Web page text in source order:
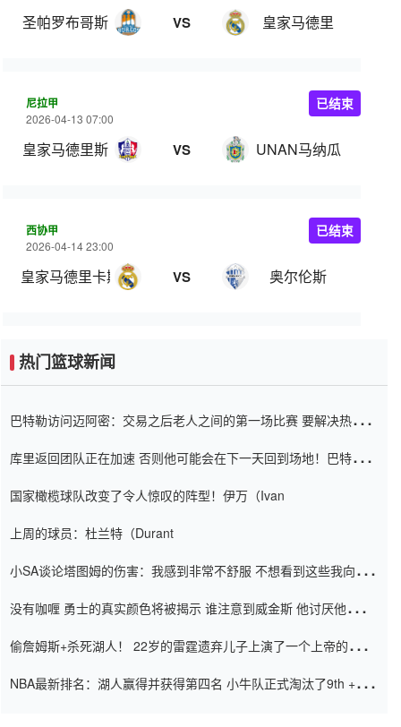
圣帕罗布哥斯 VS 皇家马德里
尼拉甲
2026-04-13 07:00
皇家马德里斯 VS UNAN马纳瓜
已结束
西协甲
2026-04-14 23:00
皇家马德里卡斯蒂亚 VS 奥尔伦斯
已结束
热门篮球新闻
巴特勒访问迈阿密：交易之后老人之间的第一场比赛 要解决热情的
库里返回团队正在加速 否则他可能会在下一天回到场地！巴特勒迈
国家橄榄球队改变了令人惊叹的阵型！伊万（Ivan
上周的球员：杜兰特（Durant
小SA谈论塔图姆的伤害：我感到非常不舒服 不想看到这些我向他
没有咖喱 勇士的真实颜色将被揭示 谁注意到威金斯 他讨厌他的老
偷詹姆斯+杀死湖人！ 22岁的雷霆遗弃儿子上演了一个上帝的剧
NBA最新排名：湖人赢得并获得第四名 小牛队正式淘汰了9th + 76